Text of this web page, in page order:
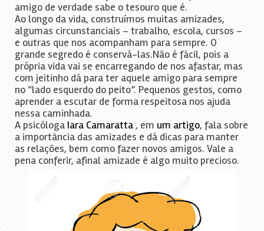
amigo de verdade sabe o tesouro que é.
Ao longo da vida, construímos muitas amizades,
algumas circunstanciais – trabalho, escola, cursos –
e outras que nos acompanham para sempre. O
grande segredo é conservá-las.Não é fácil, pois a
própria vida vai se encarregando de nos afastar, mas
com jeitinho dá para ter aquele amigo para sempre
no “lado esquerdo do peito”. Pequenos gestos, como
aprender a escutar de forma respeitosa nos ajuda
nessa caminhada.
A psicóloga Iara Camaratta, em um artigo, fala sobre
a importância das amizades e dá dicas para manter
as relações, bem como fazer novos amigos. Vale a
pena conferir, afinal amizade é algo muito precioso.